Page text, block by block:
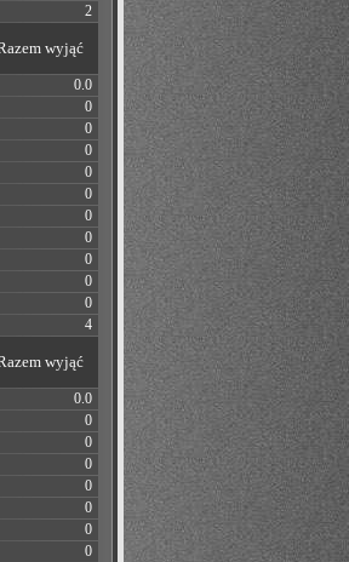
2
wyjąć
0.0
0
0
0
0
0
0
0
0
0
0
4
wyjąć
0.0
0
0
0
0
0
0
0